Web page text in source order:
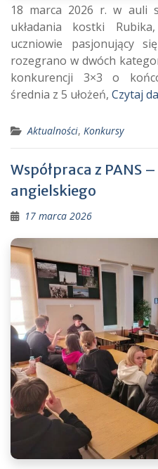
18 marca 2026 r. w auli
układania kostki
uczniowie pasjonujący
rozegrano w dwóch
konkurencji 3×3 o
średnia z 5 ułożeń, Czytaj
Aktualności, Konkursy
Współpraca z PANS
angielskiego
17 marca 2026